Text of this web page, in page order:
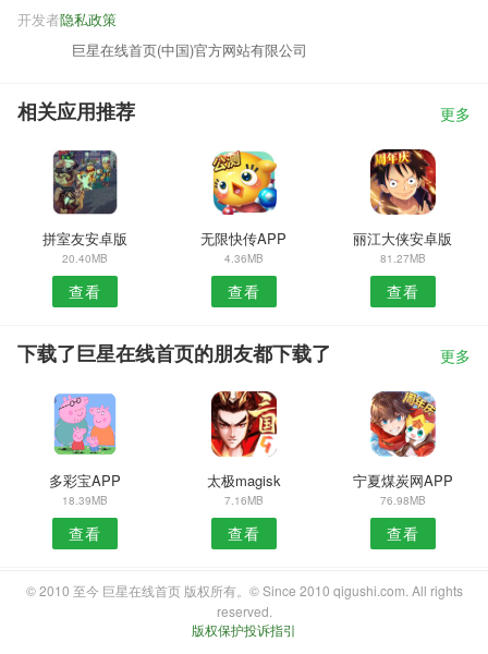
隐私政策
开发者
巨星在线首页(中国)官方网站有限公司
相关应用推荐 更多
拼室友安卓版
20.40MB
查看
无限快传APP
4.36MB
查看
丽江大侠安卓版
81.27MB
查看
下载了巨星在线首页的朋友都下载了 更多
多彩宝APP
18.39MB
查看
太极magisk
7.16MB
查看
宁夏煤炭网APP
76.98MB
查看
© 2010 至今 巨星在线首页 版权所有。© Since 2010 qigushi.com. All rights
reserved.
版权保护投诉指引